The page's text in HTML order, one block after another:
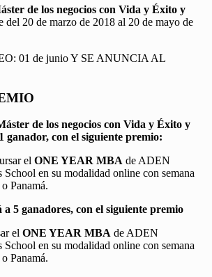
de los negocios con Vida y Éxito y
del 20 de marzo de 2018 al 20 de mayo de
01 de junio Y SE ANUNCIA AL
de los negocios con Vida y Éxito y
ganador, con el siguiente premio:
el ONE YEAR MBA de ADEN
School en su modalidad online con semana
Panamá.
a 5 ganadores, con el siguiente premio
el ONE YEAR MBA de ADEN
School en su modalidad online con semana
Panamá.